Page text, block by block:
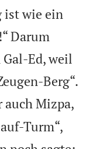
ist wie ein
Darum
Ed, weil
Berg“.
auch Mizpa,
Turm“,